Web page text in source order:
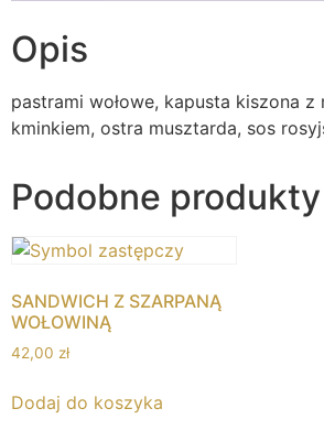
Opis
pastrami wołowe, kapusta kiszona z
kminkiem, ostra musztarda, sos
Podobne produkty
SANDWICH Z SZARPANĄ
WOŁOWINĄ
42,00 zł
Dodaj do koszyka